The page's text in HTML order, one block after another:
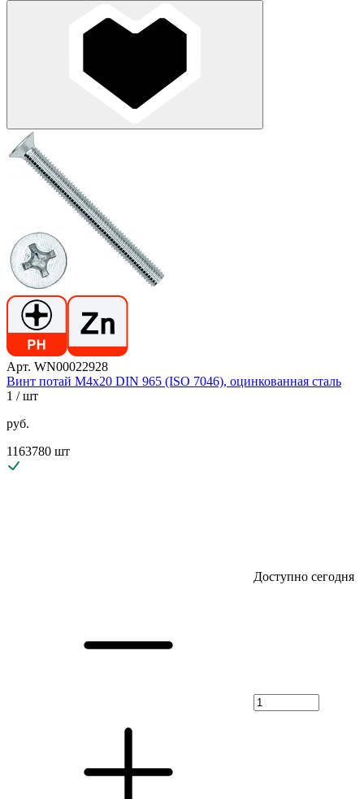
Арт. WN00022928
Винт потай М4х20 DIN 965 (ISO 7046), оцинкованная сталь
1 / шт
руб.
1163780 шт
Доступно сегодня